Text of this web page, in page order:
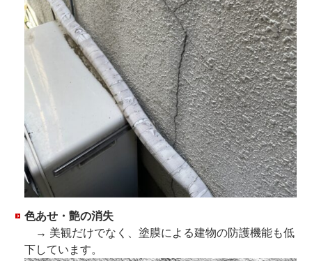
色あせ・艶の消失
→ 美観だけでなく、塗膜による建物の防護機能も低
下しています。